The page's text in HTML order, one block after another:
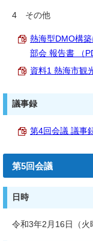
4 その他
熱海型DMO構
部会 報告書 （
資料1 熱海市観
議事録
第4回会議 議事
第5回会議
日時
令和3年2月16日（